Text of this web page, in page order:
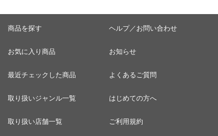
商品を探す
お気に入り商品
最近チェックした商品
取り扱いジャンル一覧
取り扱い店舗一覧
ヘルプ／お問い合わせ
お知らせ
よくあるご質問
はじめての方へ
ご利用規約